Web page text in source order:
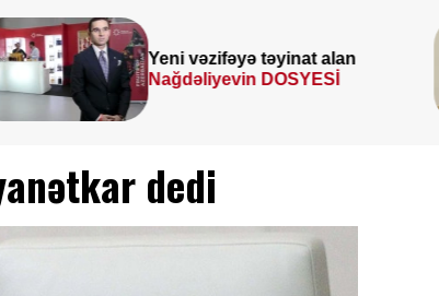
PrezidentSƏRƏNCAM
İMZALADI
dedi